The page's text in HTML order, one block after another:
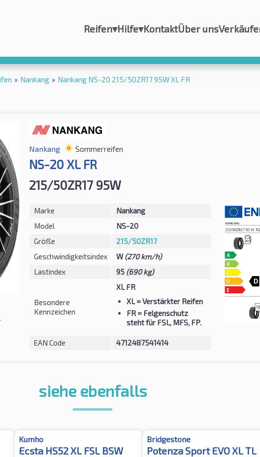
Reifen▾Hilfe▾KontaktÜber uns
» Nankang » Nankang NS-20 215/50ZR17 95W XL FR
Nankang Sommerreifen
NS-20 XL FR
215/50ZR17 95W
Marke
Nankang
Model
NS-20
Größe
215/50ZR17
Geschwindigkeitsindex
W(270 km/h)
Lastindex
95 (690 kg)
Besondere
Kennzeichen
XL FR
XL= Verstärkter Reifen
FR= Felgenschutz
steht für FSL, MFS, FP.
EAN Code 4712487541414
siehe ebenfalls
Kumho
Ecsta HS52 XL FSL BSW
Bridgestone
Potenza Sport EVO XL TL